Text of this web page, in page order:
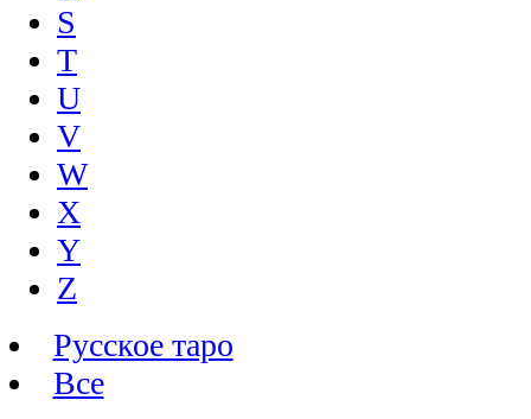
S
T
U
V
W
X
Y
Z
Русское таро
Все